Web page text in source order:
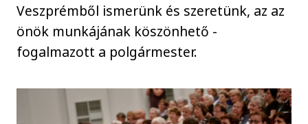
Veszprémből ismerünk és szeretünk, az az
önök munkájának köszönhető -
fogalmazott a polgármester.